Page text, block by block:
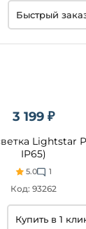
Быстрый
3 199 ₽
Lightstar
IP65)
5.0 1
Код: 93262
Купить в 1